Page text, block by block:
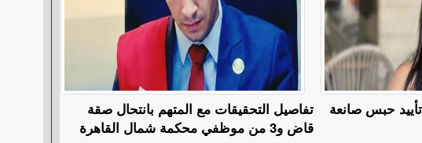
تفاصيل التحقيقات مع المتهم بانتحال صقة
قاض و3 من موظفي محكمة شمال القاهرة
حبس صانعة